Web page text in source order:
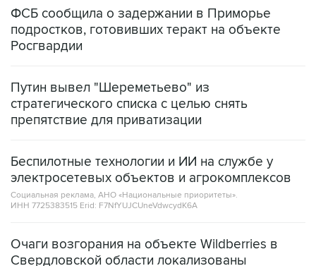
ФСБ сообщила о задержании в Приморье
подростков, готовивших теракт на объекте
Росгвардии
Путин вывел "Шереметьево" из
стратегического списка с целью снять
препятствие для приватизации
Беспилотные технологии и ИИ на службе у
электросетевых объектов и агрокомплексов
Социальная реклама, АНО «Национальные приоритеты».
ИНН 7725383515 Erid: F7NfYUJCUneVdwcydK6A
Очаги возгорания на объекте Wildberries в
Свердловской области локализованы